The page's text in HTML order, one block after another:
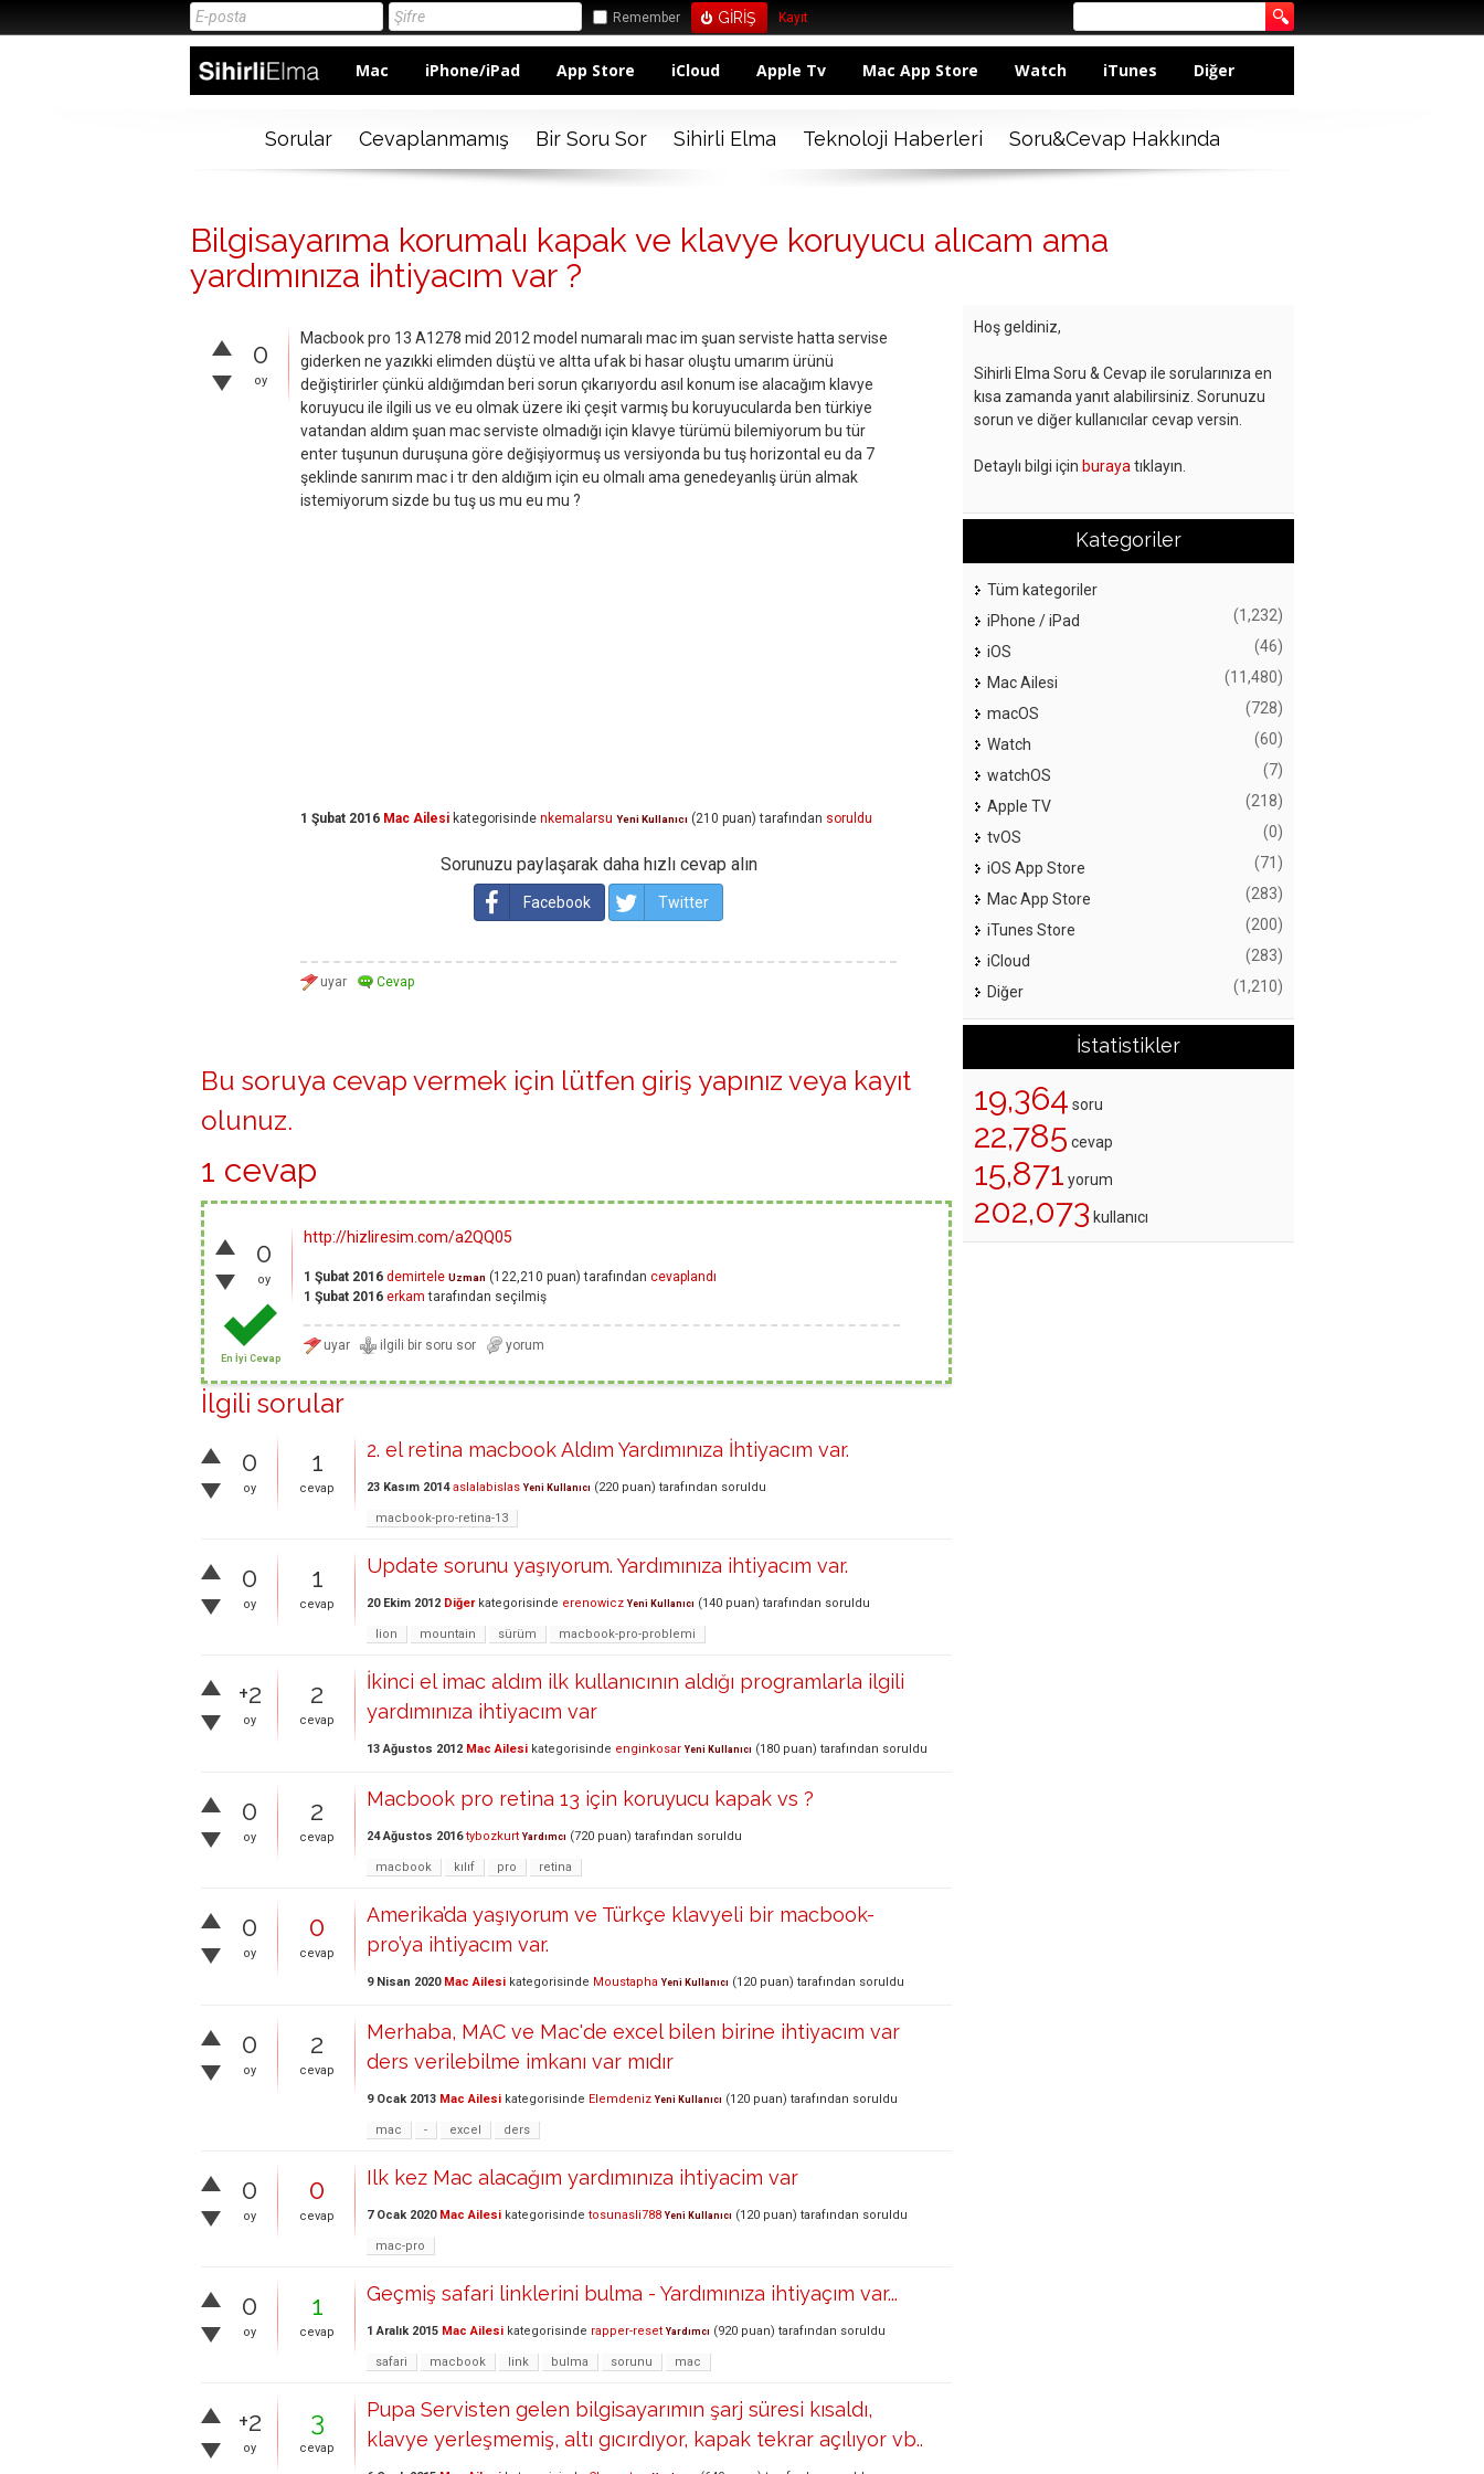
Remember Kayıt
Mac iPhone/iPad App Store iCloud Apple Tv Mac App Store Watch iTunes Diğer
Sorular Cevaplanmamış Bir Soru Sor Sihirli Elma Teknoloji Haberleri Soru&Cevap Hakkında
Bilgisayarıma korumalı kapak ve klavye koruyucu alıcam ama
yardımınıza ihtiyacım var ?
0
oy
Macbook pro 13 A1278 mid 2012 model numaralı mac im şuan serviste hatta servise
giderken ne yazıkki elimden düştü ve altta ufak bi hasar oluştu umarım ürünü
değiştirirler çünkü aldığımdan beri sorun çıkarıyordu asıl konum ise alacağım klavye
koruyucu ile ilgili us ve eu olmak üzere iki çeşit varmış bu koruyucularda ben türkiye
vatandan aldım şuan mac serviste olmadığı için klavye türümü bilemiyorum bu tür
enter tuşunun duruşuna göre değişiyormuş us versiyonda bu tuş horizontal eu da 7
şeklinde sanırım mac i tr den aldığım için eu olmalı ama genedeyanlış ürün almak
istemiyorum sizde bu tuş us mu eu mu ?
1 Şubat 2016 Mac Ailesi kategorisinde nkemalarsu Yeni Kullanıcı (210 puan) tarafından soruldu
Sorunuzu paylaşarak daha hızlı cevap alın
Facebook Twitter
Bu soruya cevap vermek için lütfen giriş yapınız veya kayıt
olunuz.
1 cevap
0
oy
En İyi Cevap
http://hizliresim.com/a2QQ05
1 Şubat 2016 demirtele Uzman (122,210 puan) tarafından cevaplandı
1 Şubat 2016 erkam tarafından seçilmiş
İlgili sorular
0
oy
1
cevap
2. el retina macbook Aldım Yardımınıza İhtiyacım var.
23 Kasım 2014 aslalabislas Yeni Kullanıcı (220 puan) tarafından soruldu
macbook-pro-retina-13
0
oy
1
cevap
Update sorunu yaşıyorum. Yardımınıza ihtiyacım var.
20 Ekim 2012 Diğerkategorisinde erenowicz Yeni Kullanıcı (140 puan) tarafından soruldu
lion mountain sürüm macbook-pro-problemi
+2
oy
2
cevap
İkinci el imac aldım ilk kullanıcının aldığı programlarla ilgili
yardımınıza ihtiyacım var
13 Ağustos 2012 Mac Ailesi kategorisinde enginkosar Yeni Kullanıcı (180 puan) tarafından soruldu
0
oy
2
cevap
Macbook pro retina 13 için koruyucu kapak vs ?
24 Ağustos 2016 tybozkurt Yardımcı (720 puan) tarafından soruldu
macbook kılıf pro retina
0
oy
0
cevap
Amerika’da yaşıyorum ve Türkçe klavyeli bir macbook-
pro’ya ihtiyacım var.
9 Nisan 2020 Mac Ailesi kategorisinde Moustapha Yeni Kullanıcı (120 puan) tarafından soruldu
0
oy
2
cevap
Merhaba, MAC ve Mac'de excel bilen birine ihtiyacım var
ders verilebilme imkanı var mıdır
9 Ocak 2013 Mac Ailesi kategorisinde Elemdeniz Yeni Kullanıcı (120 puan) tarafından soruldu
mac - excel ders
0
oy
0
cevap
Ilk kez Mac alacağım yardımınıza ihtiyacim var
7 Ocak 2020 Mac Ailesi kategorisinde tosunasli788 Yeni Kullanıcı (120 puan) tarafından soruldu
mac-pro
0
oy
1
cevap
Geçmiş safari linklerini bulma - Yardımınıza ihtiyaçım var...
1 Aralık 2015 Mac Ailesi kategorisinde rapper-reset Yardımcı (920 puan) tarafından soruldu
safari macbook link bulma sorunu mac
+2
oy
3
cevap
Pupa Servisten gelen bilgisayarımın şarj süresi kısaldı,
klavye yerleşmemiş, altı gıcırdıyor, kapak tekrar açılıyor vb..
Hoş geldiniz,
Sihirli Elma Soru & Cevap ile sorularınıza en
kısa zamanda yanıt alabilirsiniz. Sorunuzu
sorun ve diğer kullanıcılar cevap versin.
Detaylı bilgi için buraya tıklayın.
Kategoriler
Tüm kategoriler
iPhone / iPad
(1,232)
iOS (46)
Mac Ailesi (11,480)
macOS (728)
Watch (60)
watchOS (7)
Apple TV (218)
tvOS (0)
iOS App Store (71)
Mac App Store (283)
iTunes Store (200)
iCloud (283)
Diğer (1,210)
İstatistikler
19,364 soru
22,785 cevap
15,871 yorum
202,073 kullanıcı